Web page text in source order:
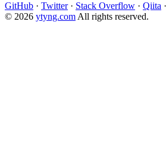
GitHub · Twitter · Stack Overflow · Qiita ·
© 2026 ytyng.com All rights reserved.